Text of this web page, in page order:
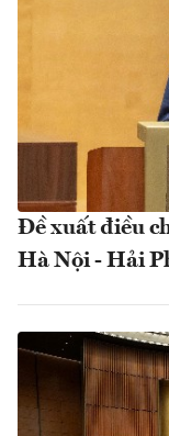
Đề xuất điều
Hà Nội - Hải